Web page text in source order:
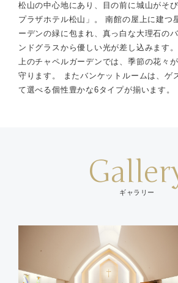
松山の中心地にあり、目の前に城山がそ
プラザホテル松山」。 南館の屋上に建つ
ーデンの緑に包まれ、真っ白な大理石の
ンドグラスから優しい光が差し込みます
上のチャペルガーデンでは、季節の花々
守ります。 またバンケットルームは、ゲ
て選べる個性豊かな6タイプが揃います。
ギャラリー